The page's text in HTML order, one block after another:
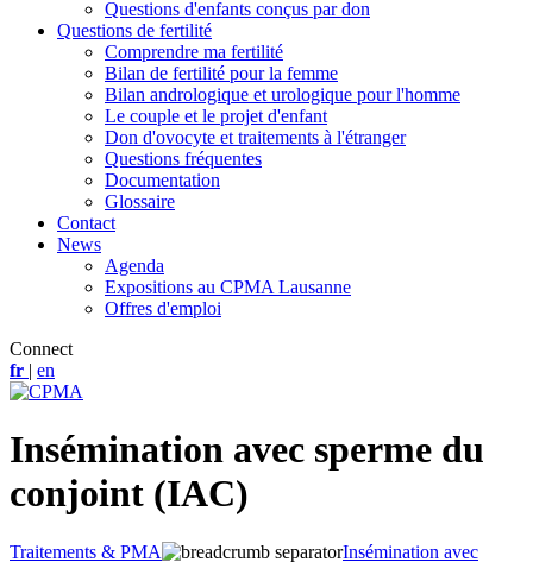
Questions d'enfants conçus par don
Questions de fertilité
Comprendre ma fertilité
Bilan de fertilité pour la femme
Bilan andrologique et urologique pour l'homme
Le couple et le projet d'enfant
Don d'ovocyte et traitements à l'étranger
Questions fréquentes
Documentation
Glossaire
Contact
News
Agenda
Expositions au CPMA Lausanne
Offres d'emploi
Connect
fr | en
Insémination avec sperme du
conjoint (IAC)
Traitements & PMA Insémination avec